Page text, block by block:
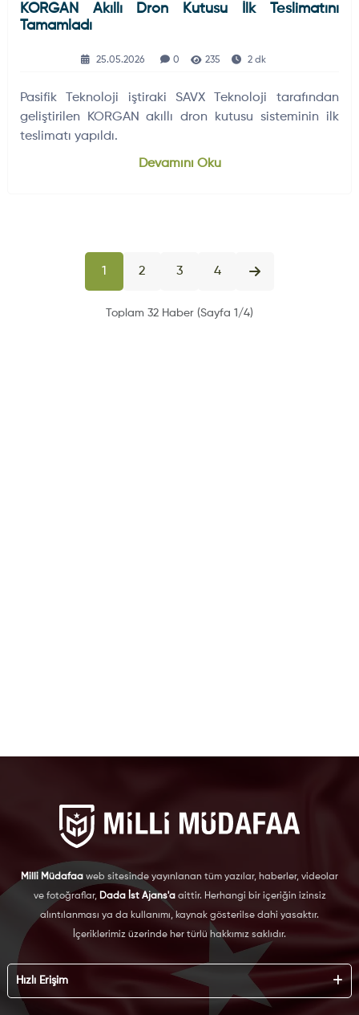
KORGAN Akıllı Dron Kutusu İlk Teslimatını
Tamamladı
25.05.2026 0 235 2 dk
Pasifik Teknoloji iştiraki SAVX Teknoloji tarafından
geliştirilen KORGAN akıllı dron kutusu sisteminin ilk
teslimatı yapıldı.
Devamını Oku
1 2 3 4
Toplam 32 Haber (Sayfa 1/4)
Milli Müdafaa web sitesinde yayınlanan tüm yazılar, haberler, videolar
ve fotoğraflar, Dada İst Ajans'aaittir. Herhangi bir içeriğin izinsiz
alıntılanması ya da kullanımı, kaynak gösterilse dahi yasaktır.
İçeriklerimiz üzerinde her türlü hakkımız saklıdır.
Hızlı Erişim